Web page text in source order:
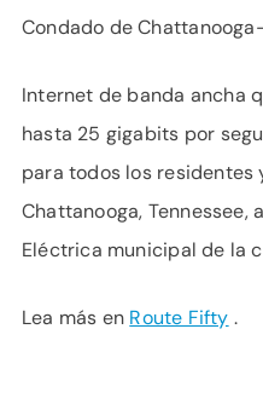
Condado de
Internet de banda ancha
hasta 25 gigabits por
para todos los residentes
Chattanooga, Tennessee,
Eléctrica municipal de la
Lea más en Route Fifty .